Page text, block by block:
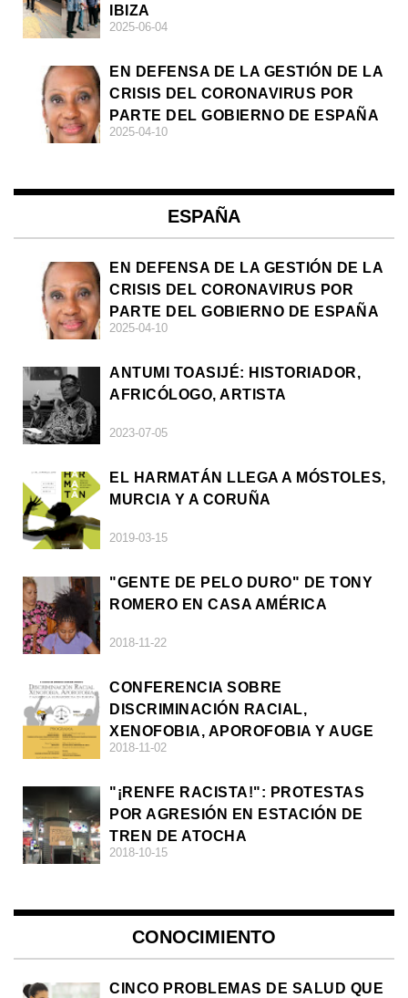
IBIZA
2025-06-04
EN DEFENSA DE LA GESTIÓN DE LA
CRISIS DEL CORONAVIRUS POR
PARTE DEL GOBIERNO DE ESPAÑA
2025-04-10
ESPAÑA
EN DEFENSA DE LA GESTIÓN DE LA
CRISIS DEL CORONAVIRUS POR
PARTE DEL GOBIERNO DE ESPAÑA
2025-04-10
ANTUMI TOASIJÉ: HISTORIADOR,
AFRICÓLOGO, ARTISTA
2023-07-05
EL HARMATÁN LLEGA A MÓSTOLES,
MURCIA Y A CORUÑA
2019-03-15
"GENTE DE PELO DURO" DE TONY
ROMERO EN CASA AMÉRICA
2018-11-22
CONFERENCIA SOBRE
DISCRIMINACIÓN RACIAL,
XENOFOBIA, APOROFOBIA Y AUGE
DE LA ULTRADERECHA EN EUROPA
2018-11-02
"¡RENFE RACISTA!": PROTESTAS
POR AGRESIÓN EN ESTACIÓN DE
TREN DE ATOCHA
2018-10-15
CONOCIMIENTO
CINCO PROBLEMAS DE SALUD QUE